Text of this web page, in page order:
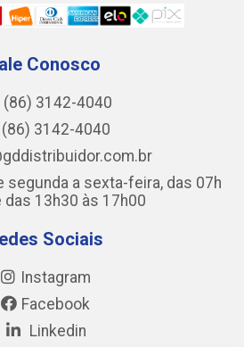
Conosco
(86) 3142-4040
(86) 3142-4040
segunda a sexta-feira, das 07h
das 13h30 às 17h00
Sociais
Instagram
Facebook
Linkedin